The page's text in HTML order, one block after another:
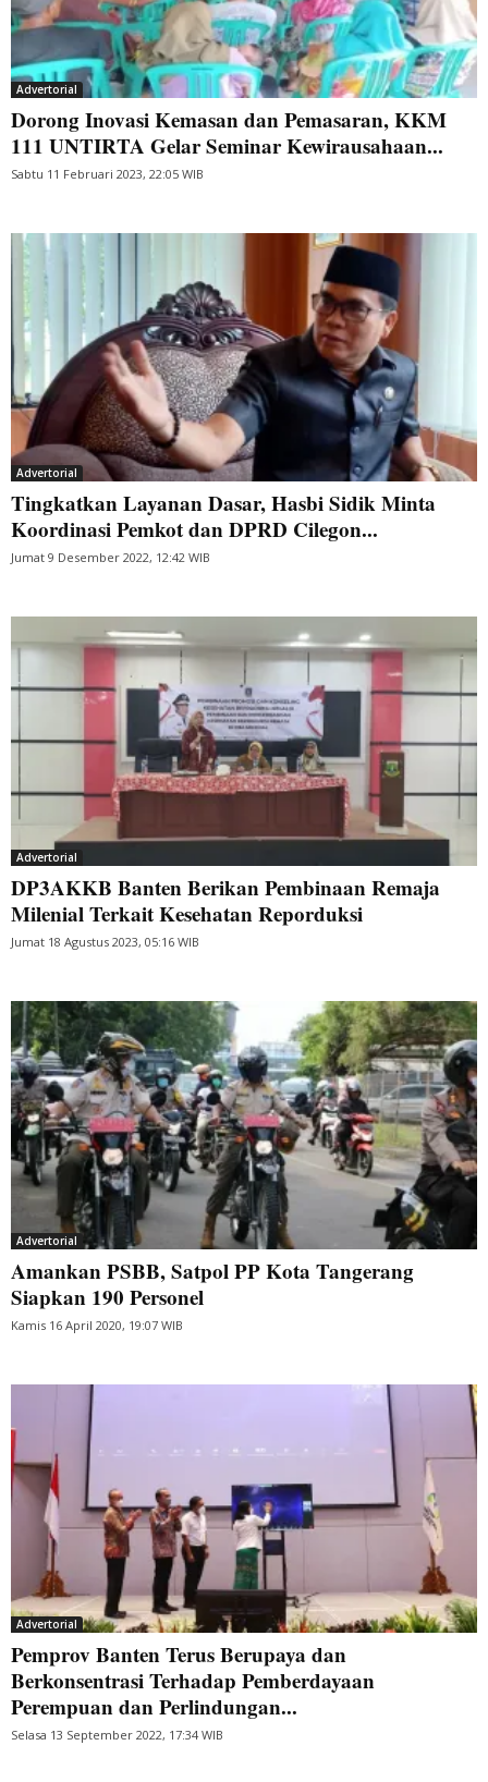
Advertorial
Dorong Inovasi Kemasan dan Pemasaran, KKM
111 UNTIRTA Gelar Seminar Kewirausahaan...
Sabtu 11 Februari 2023, 22:05 WIB
Advertorial
Tingkatkan Layanan Dasar, Hasbi Sidik Minta
Koordinasi Pemkot dan DPRD Cilegon...
Jumat 9 Desember 2022, 12:42 WIB
Advertorial
DP3AKKB Banten Berikan Pembinaan Remaja
Milenial Terkait Kesehatan Reporduksi
Jumat 18 Agustus 2023, 05:16 WIB
Advertorial
Amankan PSBB, Satpol PP Kota Tangerang
Siapkan 190 Personel
Kamis 16 April 2020, 19:07 WIB
Advertorial
Pemprov Banten Terus Berupaya dan
Berkonsentrasi Terhadap Pemberdayaan
Perempuan dan Perlindungan...
Selasa 13 September 2022, 17:34 WIB